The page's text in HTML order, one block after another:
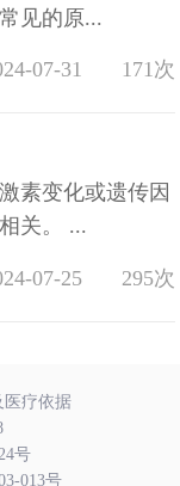
见的原...
07-31 171次
素变化或遗传因
关。 ...
07-25 295次
医疗依据
号
013号